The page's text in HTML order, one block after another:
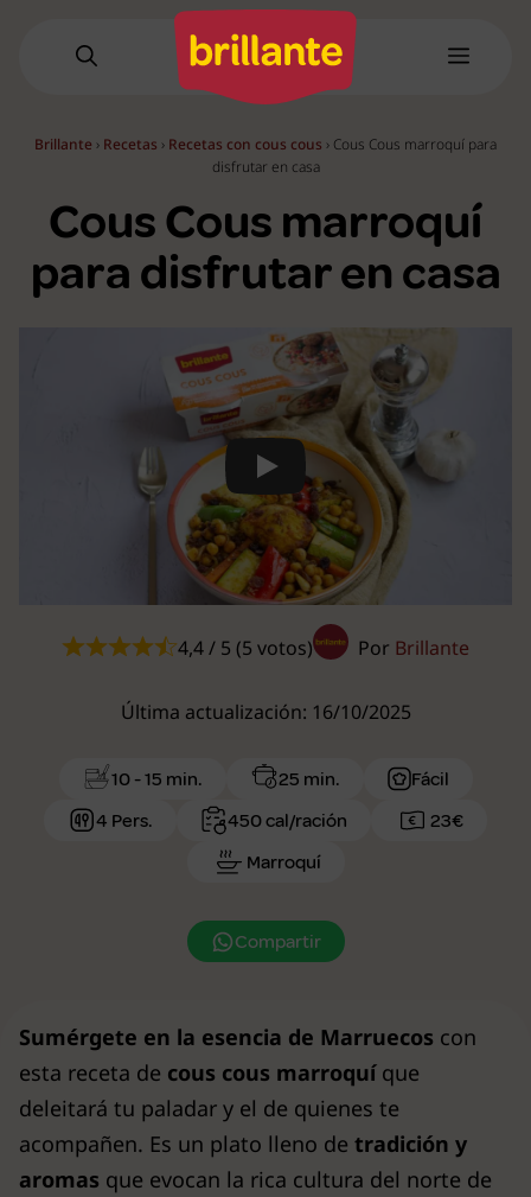
Menú
Brillante › Recetas › Recetas con cous cous › Cous Cous marroquí para
disfrutar en casa
Cous Cous marroquí
para disfrutar en casa
Play
4,4 / 5 (5 votos) Por Brillante
Última actualización: 16/10/2025
10 - 15 min. 25 min.
Fácil
4 Pers.
450 cal/ración
23€
Marroquí
Compartir
Sumérgete en la esencia de Marruecos con
esta receta de cous cous marroquíque
deleitará tu paladar y el de quienes te
acompañen. Es un plato lleno de tradición y
aromas que evocan la rica cultura del norte de